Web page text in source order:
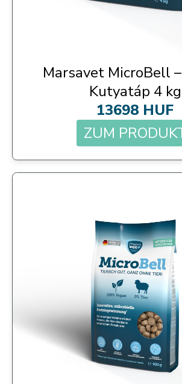
Marsavet MicroBell
Kutyatáp 4 kg
13698 HUF
ZUM